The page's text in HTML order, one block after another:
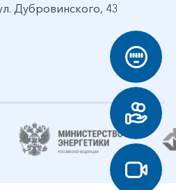
Дубровинского, 43